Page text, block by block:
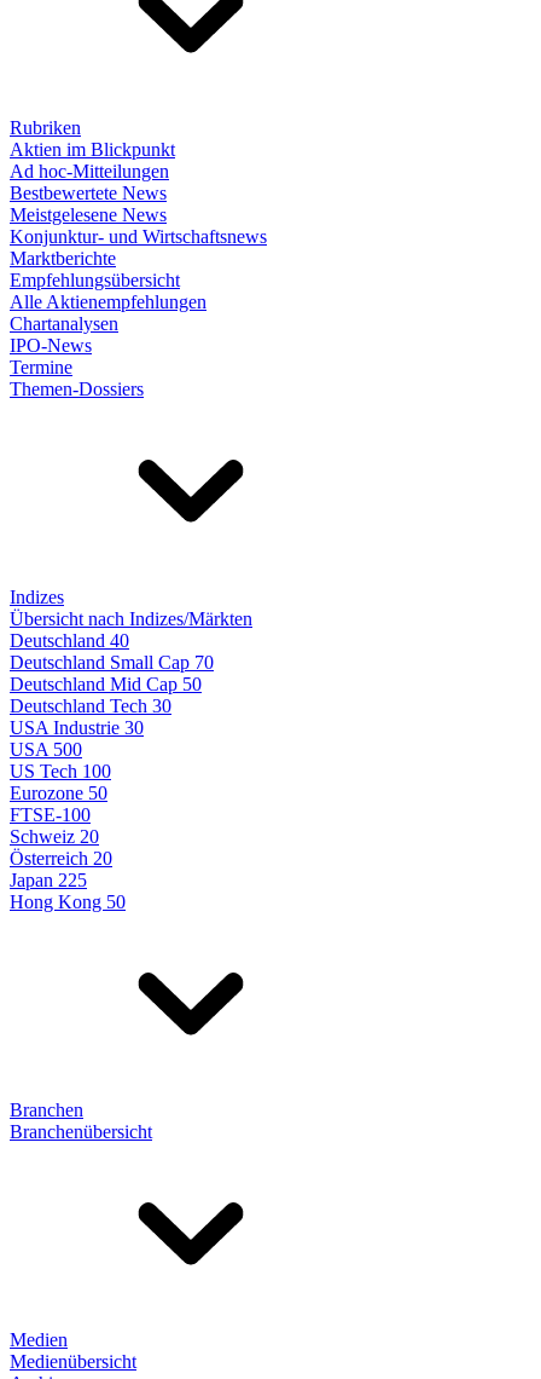
Rubriken
Aktien im Blickpunkt
Ad hoc-Mitteilungen
Bestbewertete News
Meistgelesene News
Konjunktur- und Wirtschaftsnews
Marktberichte
Empfehlungsübersicht
Alle Aktienempfehlungen
Chartanalysen
IPO-News
Termine
Themen-Dossiers
Indizes
Übersicht nach Indizes/Märkten
Deutschland 40
Deutschland Small Cap 70
Deutschland Mid Cap 50
Deutschland Tech 30
USA Industrie 30
USA 500
US Tech 100
Eurozone 50
FTSE-100
Schweiz 20
Österreich 20
Japan 225
Hong Kong 50
Branchen
Branchenübersicht
Medien
Medienübersicht